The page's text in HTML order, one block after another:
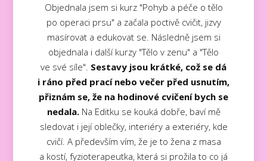
Objednala jsem si kurz "Pohyb a péče o tělo
po operaci prsu" a začala poctivě cvičit, jizvy
masírovat a edukovat se. Následně jsem si
objednala i další kurzy "Tělo v zenu" a "Tělo
ve své síle". Sestavy jsou krátké, což se dá
i ráno před prací nebo večer před usnutím,
přiznám se, že na hodinové cvičení bych se
nedala.Na Editku se kouká dobře, baví mě
sledovat i její oblečky, interiéry a exteriéry, kde
cvičí. A především vím, že je to žena z masa
a kostí, fyzioterapeutka, která si prožila to co já